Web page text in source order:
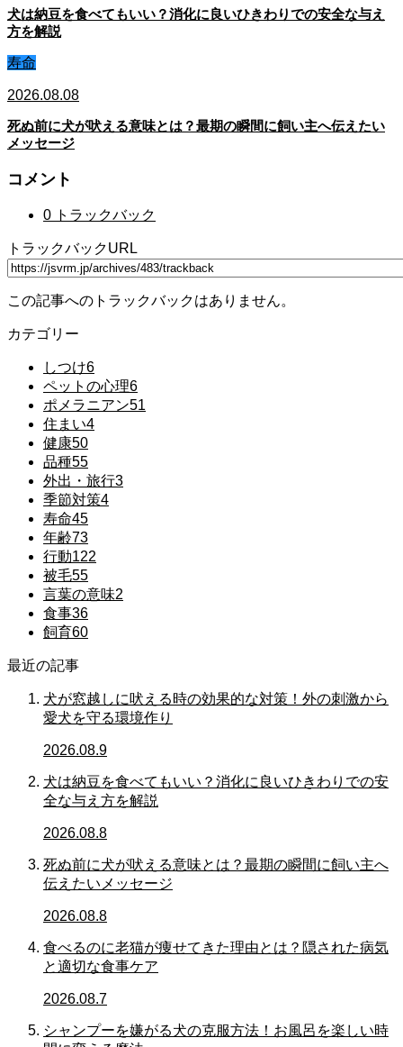
犬は納豆を食べてもいい？消化に良いひきわりでの安全な与え
方を解説
寿命
2026.08.08
死ぬ前に犬が吠える意味とは？最期の瞬間に飼い主へ伝えたい
メッセージ
コメント
0 トラックバック
トラックバックURL
この記事へのトラックバックはありません。
カテゴリー
しつけ6
ペットの心理6
ポメラニアン51
住まい4
健康50
品種55
外出・旅行3
季節対策4
寿命45
年齢73
行動122
被毛55
言葉の意味2
食事36
飼育60
最近の記事
犬が窓越しに吠える時の効果的な対策！外の刺激から
愛犬を守る環境作り
2026.08.9
犬は納豆を食べてもいい？消化に良いひきわりでの安
全な与え方を解説
2026.08.8
死ぬ前に犬が吠える意味とは？最期の瞬間に飼い主へ
伝えたいメッセージ
2026.08.8
食べるのに老猫が痩せてきた理由とは？隠された病気
と適切な食事ケア
2026.08.7
シャンプーを嫌がる犬の克服方法！お風呂を楽しい時